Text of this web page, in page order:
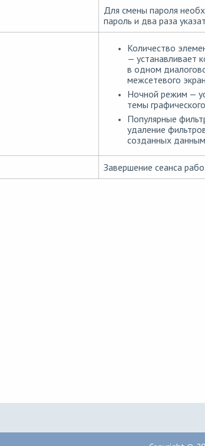
Для смены пароля
пароль и два раза
Количество
— устанавливает
в одном
межсетевого
Ночной режим —
темы
Популярные
удаление
созданных
Завершение сеанса